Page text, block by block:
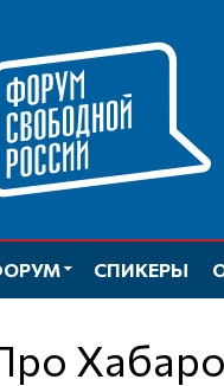
СПИКЕРЫ
Про